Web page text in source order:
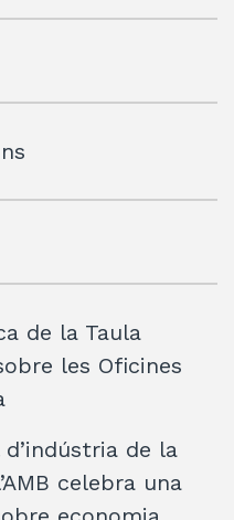
de la Taula
les Oficines
de la
celebra una